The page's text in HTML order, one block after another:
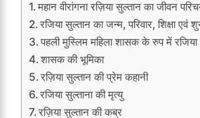
महान वीरांगना रज़िया सुल्तान का जीवन
रजिया सुल्तान का जन्म, परिवार, शिक्षा एवं
पहली मुस्लिम महिला शासक के रुप में रजिया
शासक की भूमिका
रज़िया सुल्तान की प्रेम कहानी
रजिया सुल्ताना की मृत्यु
रज़िया सुल्तान की कब्र